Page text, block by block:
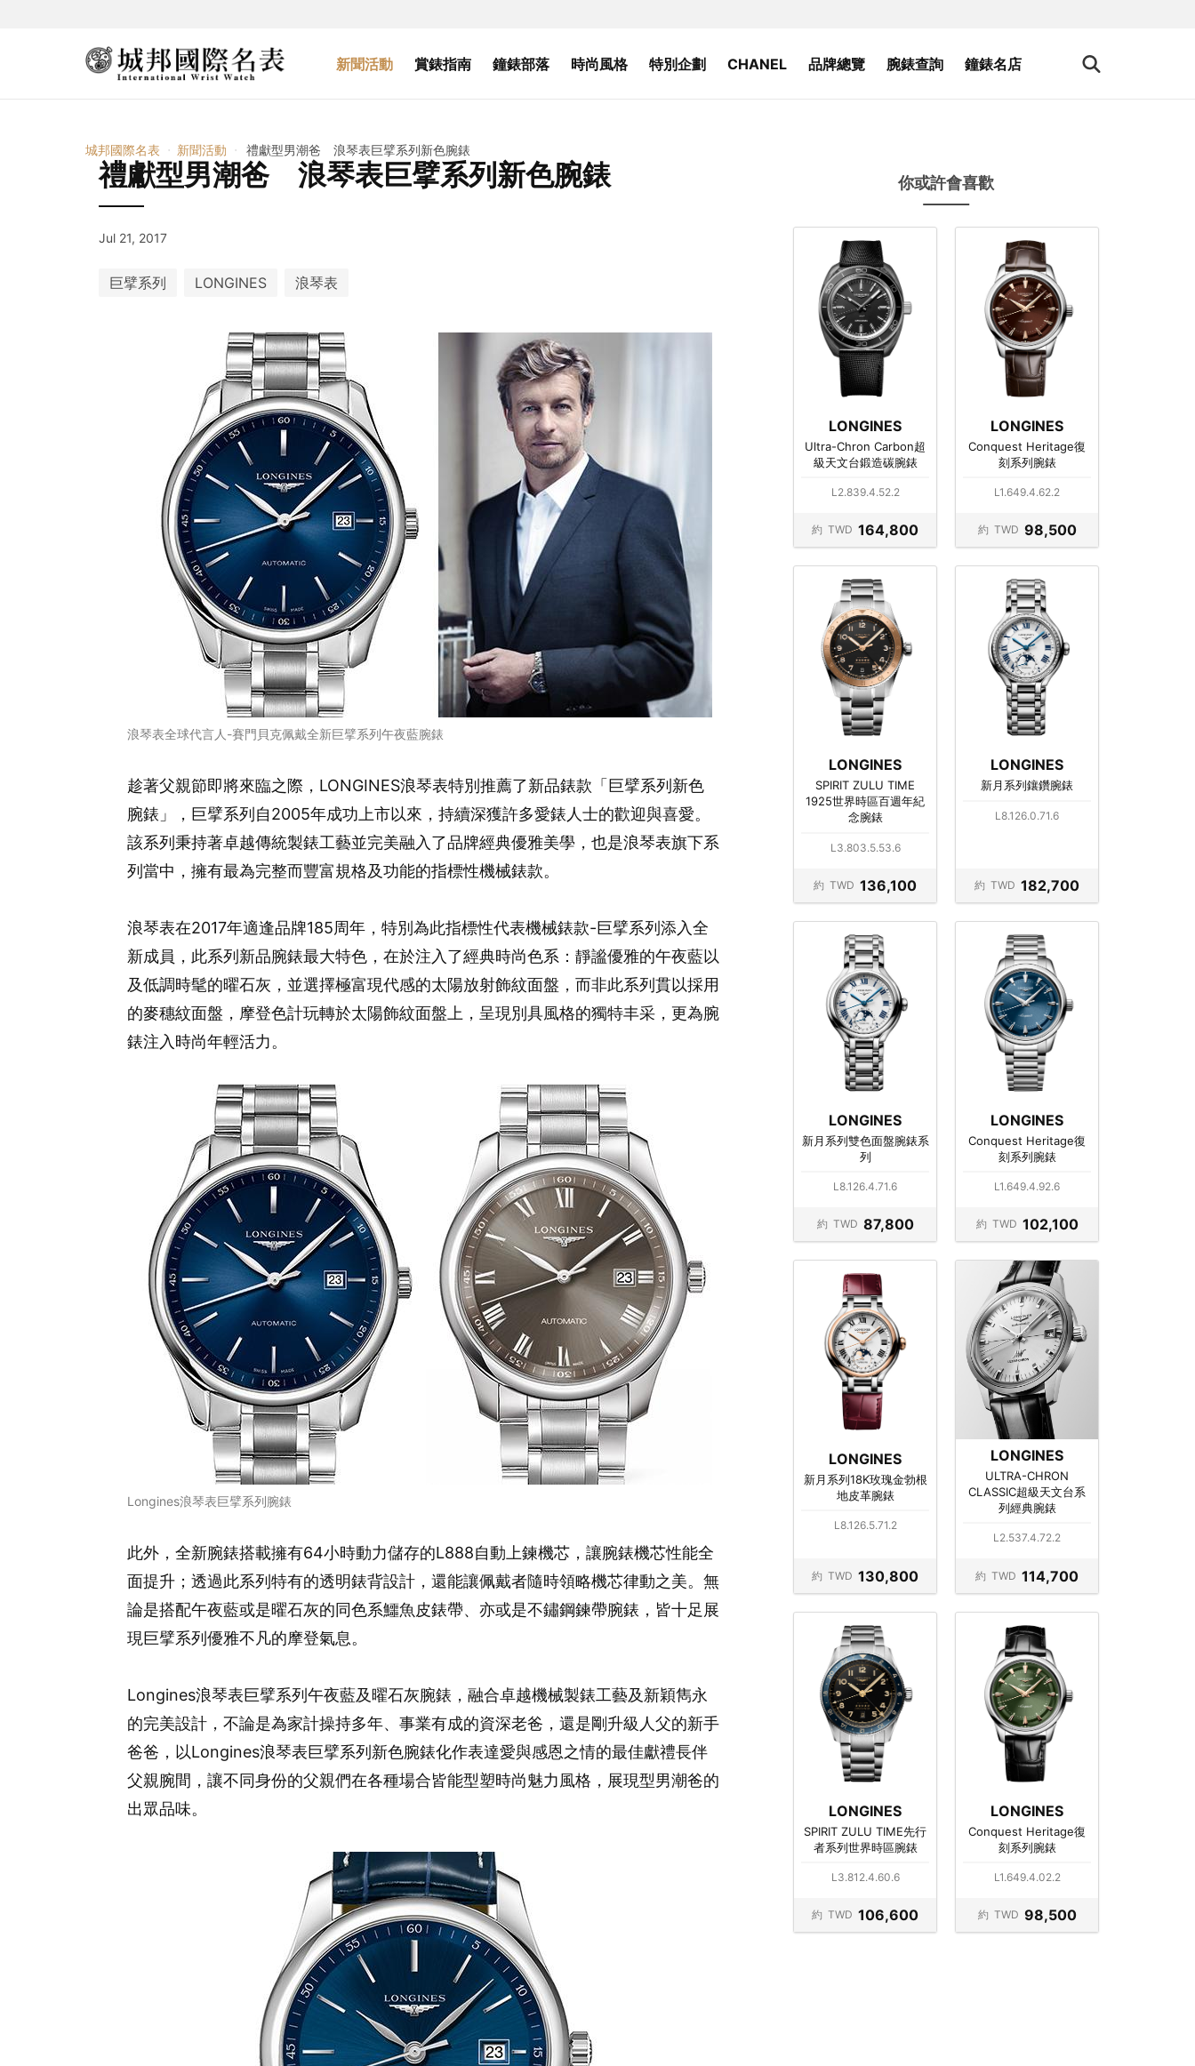
新聞活動 賞錶指南 鐘錶部落 時尚風格 特別企劃 CHANEL 品牌總覽 腕錶查詢 鐘錶名店
城邦國際名表 新聞活動 禮獻型男潮爸 浪琴表巨擘系列新色腕錶
禮獻型男潮爸 浪琴表巨擘系列新色腕錶
Jul 21, 2017
巨擘系列 LONGINES 浪琴表
浪琴表全球代言人-賽門貝克佩戴全新巨擘系列午夜藍腕錶
趁著父親節即將來臨之際，LONGINES浪琴表特別推薦了新品錶款「巨擘系列新色
腕錶」，巨擘系列自2005年成功上市以來，持續深獲許多愛錶人士的歡迎與喜愛。
該系列秉持著卓越傳統製錶工藝並完美融入了品牌經典優雅美學，也是浪琴表旗下系
列當中，擁有最為完整而豐富規格及功能的指標性機械錶款。
浪琴表在2017年適逢品牌185周年，特別為此指標性代表機械錶款-巨擘系列添入全
新成員，此系列新品腕錶最大特色，在於注入了經典時尚色系：靜謐優雅的午夜藍以
及低調時髦的曜石灰，並選擇極富現代感的太陽放射飾紋面盤，而非此系列貫以採用
的麥穗紋面盤，摩登色計玩轉於太陽飾紋面盤上，呈現別具風格的獨特丰采，更為腕
錶注入時尚年輕活力。
Longines浪琴表巨擘系列腕錶
此外，全新腕錶搭載擁有64小時動力儲存的L888自動上鍊機芯，讓腕錶機芯性能全
面提升；透過此系列特有的透明錶背設計，還能讓佩戴者隨時領略機芯律動之美。無
論是搭配午夜藍或是曜石灰的同色系鱷魚皮錶帶、亦或是不鏽鋼鍊帶腕錶，皆十足展
現巨擘系列優雅不凡的摩登氣息。
Longines浪琴表巨擘系列午夜藍及曜石灰腕錶，融合卓越機械製錶工藝及新穎雋永
的完美設計，不論是為家計操持多年、事業有成的資深老爸，還是剛升級人父的新手
爸爸，以Longines浪琴表巨擘系列新色腕錶化作表達愛與感恩之情的最佳獻禮長伴
父親腕間，讓不同身份的父親們在各種場合皆能型塑時尚魅力風格，展現型男潮爸的
出眾品味。
你或許會喜歡
LONGINES
Ultra-Chron Carbon超
級天文台鍛造碳腕錶
L2.839.4.52.2
約 TWD 164,800
LONGINES
Conquest Heritage復
刻系列腕錶
L1.649.4.62.2
約 TWD 98,500
LONGINES
SPIRIT ZULU TIME
1925世界時區百週年紀
念腕錶
L3.803.5.53.6
約 TWD 136,100
LONGINES
新月系列鑲鑽腕錶
L8.126.0.71.6
約 TWD 182,700
LONGINES
新月系列雙色面盤腕錶系
列
L8.126.4.71.6
約 TWD 87,800
LONGINES
Conquest Heritage復
刻系列腕錶
L1.649.4.92.6
約 TWD 102,100
LONGINES
新月系列18K玫瑰金勃根
地皮革腕錶
L8.126.5.71.2
約 TWD 130,800
LONGINES
ULTRA-CHRON
CLASSIC超級天文台系
列經典腕錶
L2.537.4.72.2
約 TWD 114,700
LONGINES
SPIRIT ZULU TIME先行
者系列世界時區腕錶
L3.812.4.60.6
約 TWD 106,600
LONGINES
Conquest Heritage復
刻系列腕錶
L1.649.4.02.2
約 TWD 98,500